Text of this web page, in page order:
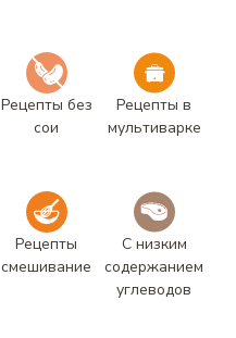
Рецепты без
сои
Рецепты в
мультиварке
Рецепты
смешивание
С низким
содержанием
углеводов